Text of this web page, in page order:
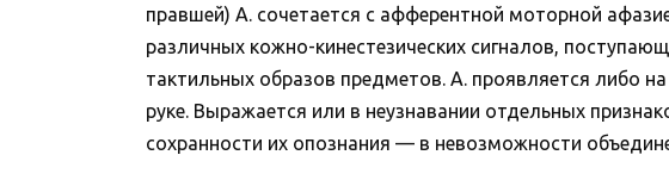
правшей) А. сочетается с афферентной моторной
различных кожно-кинестезических сигналов,
тактильных образов предметов. А. проявляется либо
руке. Выражается или в неузнавании отдельных
сохранности их опознания — в невозможности